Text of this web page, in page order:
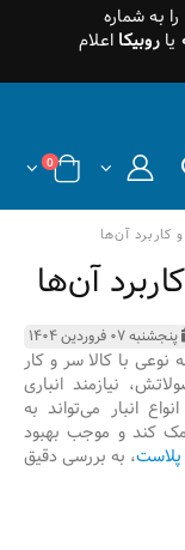
به شماره
یاروبیکا اعلام
0
کاربرد آن‌ها
آن‌ها
پنجشنبه ۰۷ فروردین ۱۴۰۴
با کالا سر و کار
نیازمند انباری
انبار می‌تواند به
کمک کند و موجب بهبود
، به بررسی دقیق